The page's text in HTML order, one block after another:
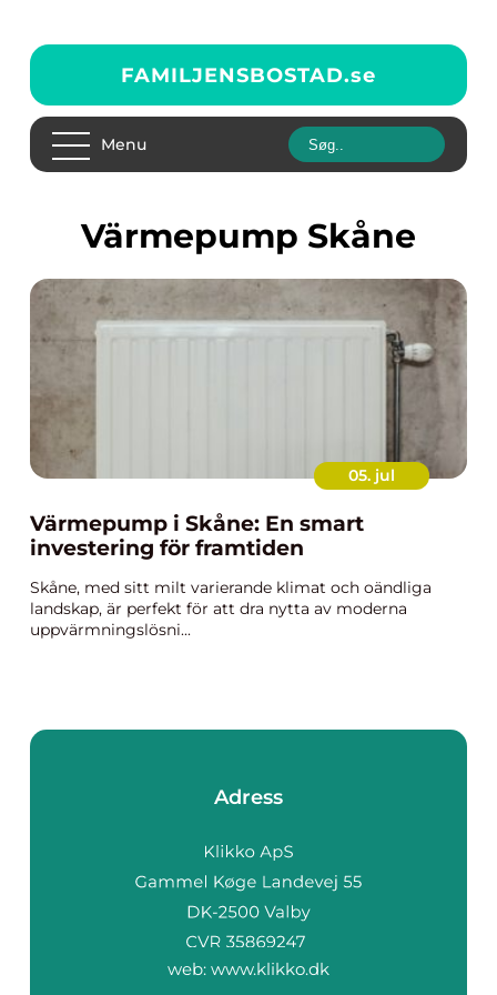
FAMILJENSBOSTAD.se
Menu
värmepump Skåne
05. jul
Värmepump i Skåne: En smart
investering för framtiden
Skåne, med sitt milt varierande klimat och oändliga
landskap, är perfekt för att dra nytta av moderna
uppvärmningslösni...
Adress
web: www.klikko.dk